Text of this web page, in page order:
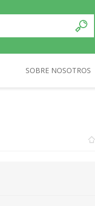
SOBRE NOSOTROS